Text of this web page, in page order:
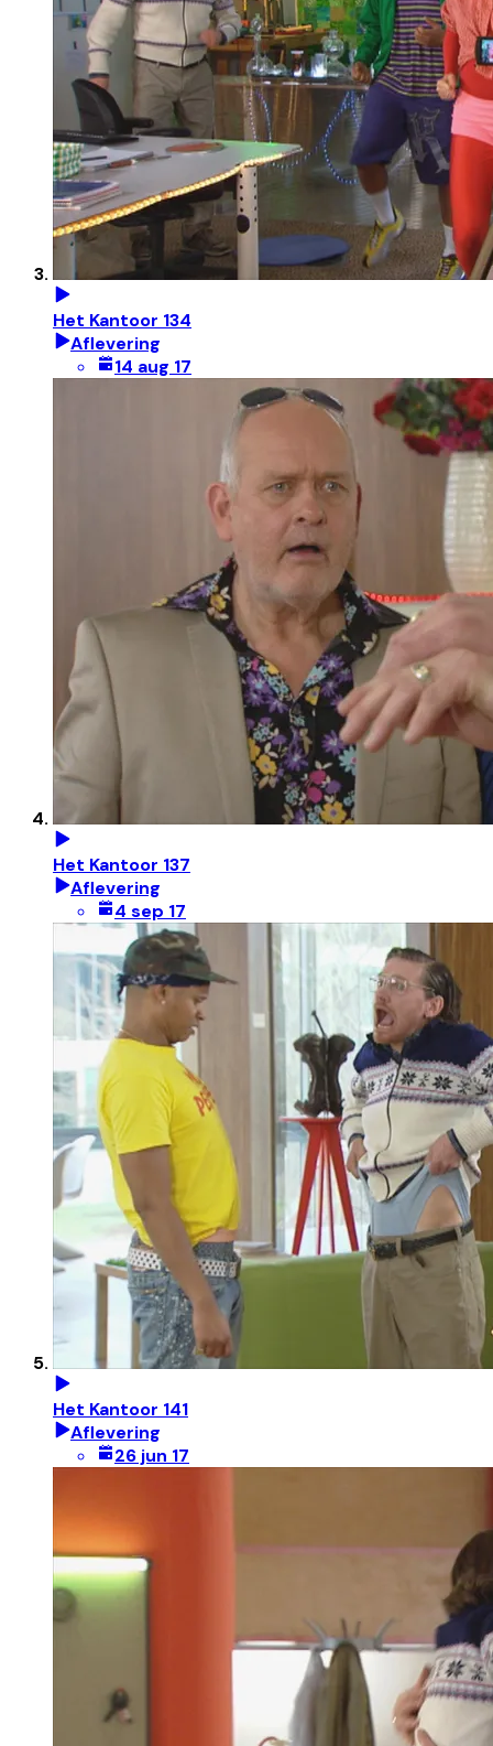
Het Kantoor 134
Aflevering
14 aug 17
Het Kantoor 137
Aflevering
4 sep 17
Het Kantoor 141
Aflevering
26 jun 17